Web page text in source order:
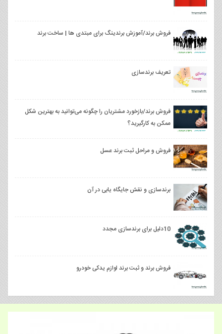
فروش برند/آموزش برندینگ برای مبتدی ها | ساخت برند
تعریف برندسازی
فروش برند/بازخورد مشتریان را چگونه می‌توانید به بهترین شکل
ممکن به کارگیرید؟
فروش و مراحل ثبت برند عسل
برندسازی و نقش جایگاه یابی در آن
10دلیل برای برندسازی مجدد
فروش برند و ثبت برند لوازم یدکی خودرو